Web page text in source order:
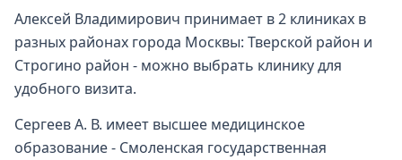
Алексей Владимирович принимает в 2 клиниках в
разных районах города Москвы: Тверской район и
Строгино район - можно выбрать клинику для
удобного визита.
Сергеев А. В. имеет высшее медицинское
образование - Смоленская государственная